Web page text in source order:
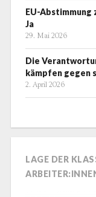
EU-
Ja
29. Mai 2026
Die
kämpfen gegen
2. April 2026
LAGE DER